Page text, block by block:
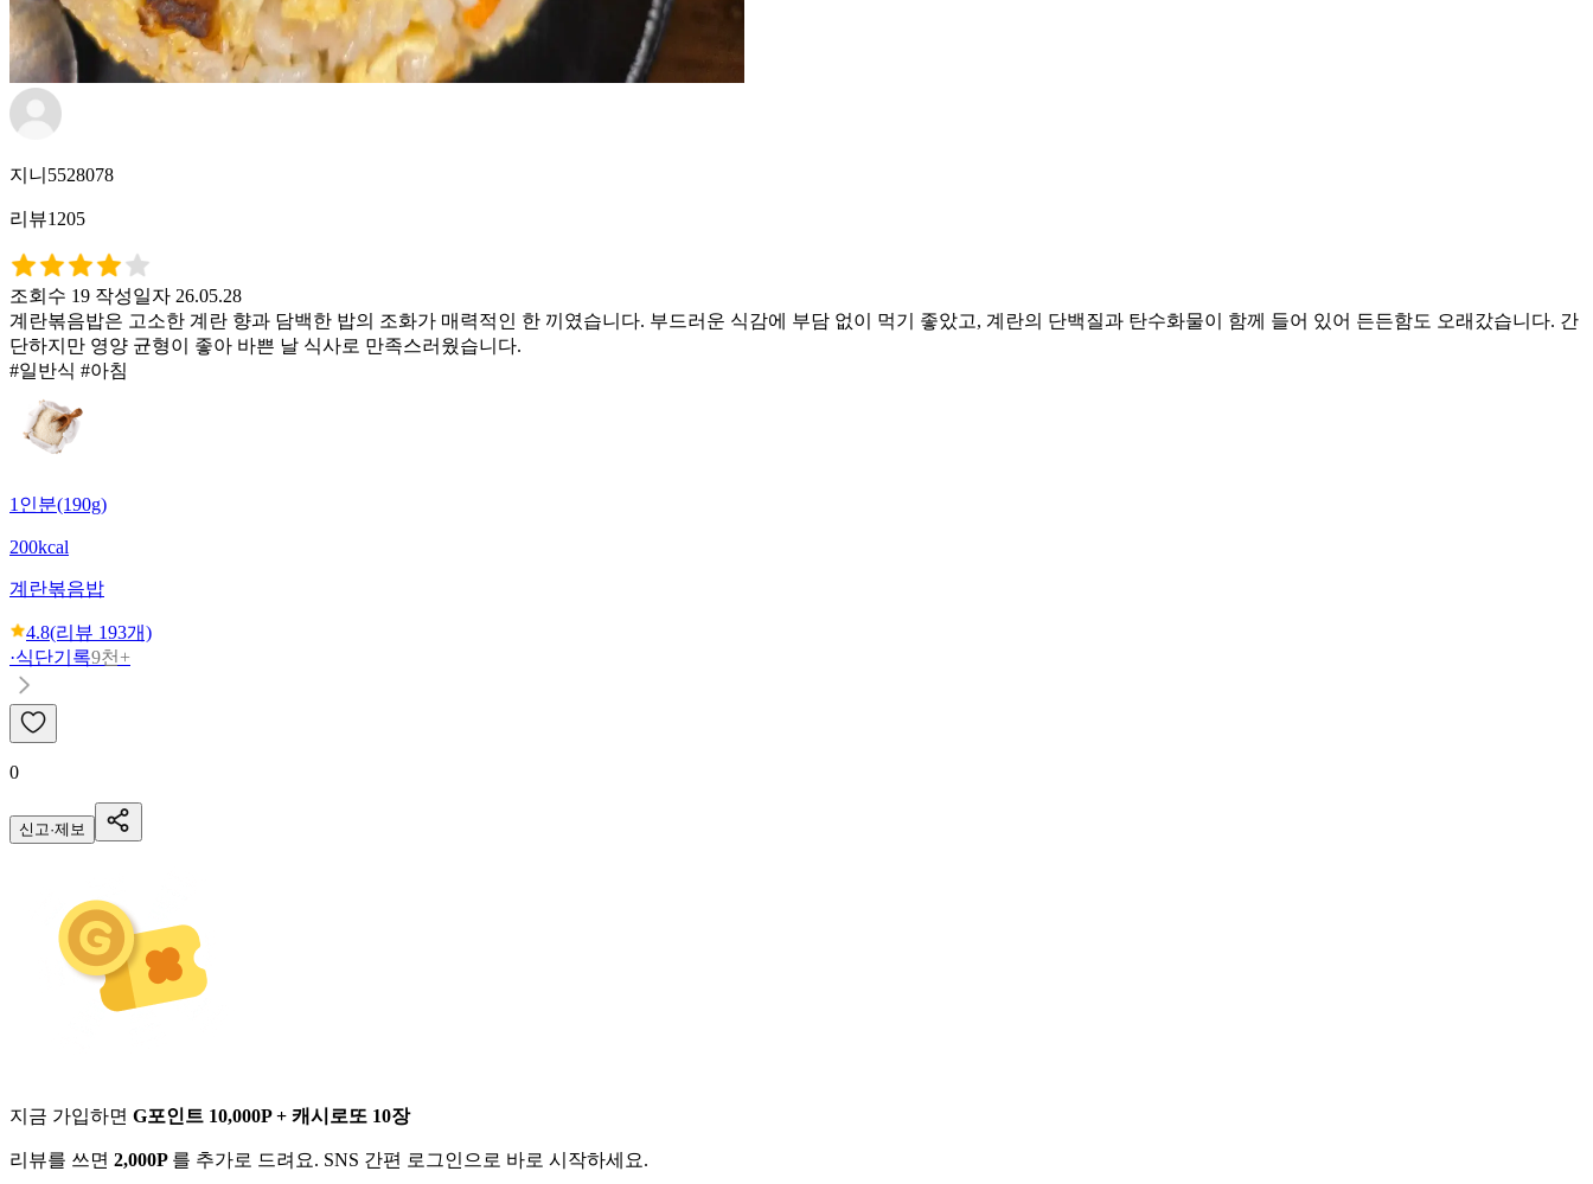
지니5528078
리뷰1205
조회수 19 작성일자 26.05.28
계란볶음밥은 고소한 계란 향과 담백한 밥의 조화가 매력적인 한 끼였습니다. 부드러운 식감에 부담 없이 먹기 좋았고, 계란의 단백질과 탄수화물이 함께 들어 있어 든든함도 오래갔습니다. 간
단하지만 영양 균형이 좋아 바쁜 날 식사로 만족스러웠습니다.
#일반식 #아침
1인분(190g)
200kcal
계란볶음밥
4.8(리뷰 193개)
·식단기록9천+
0
신고·제보
지금 가입하면 G포인트 10,000P + 캐시로또 10장
리뷰를 쓰면 2,000P 를 추가로 드려요. SNS 간편 로그인으로 바로 시작하세요.